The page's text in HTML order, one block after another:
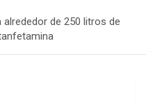
alrededor de 250 litros de